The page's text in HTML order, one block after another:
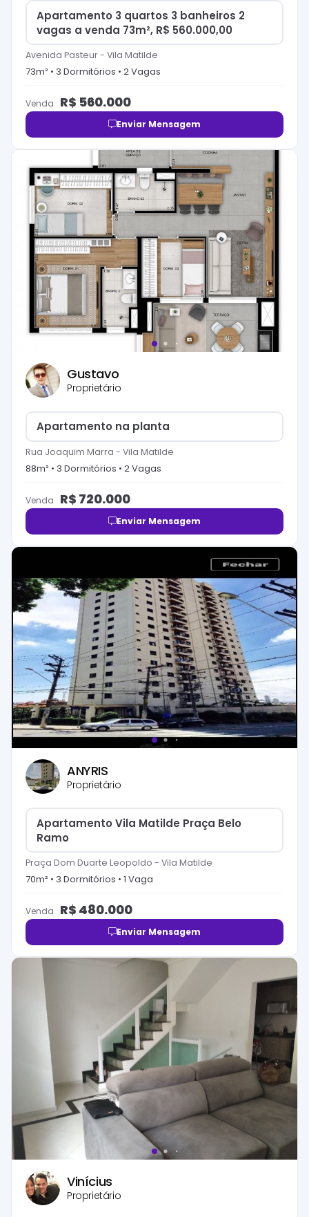
Apartamento 3 quartos 3 banheiros 2
vagas a venda 73m², R$ 560.000,00
Avenida Pasteur- Vila Matilde
73m² • 3 Dormitórios • 2Vagas
Venda R$ 560.000
Enviar Mensagem
Gustavo
Proprietário
Apartamento na planta
Rua Joaquim Marra - Vila Matilde
88m² • 3 Dormitórios • 2Vagas
Venda R$ 720.000
Enviar Mensagem
ANYRIS
Proprietário
Apartamento Vila Matilde Praça Belo
Ramo
Praça Dom Duarte Leopoldo - Vila Matilde
70m² • 3 Dormitórios • 1 Vaga
Venda R$ 480.000
Enviar Mensagem
Vinícius
Proprietário